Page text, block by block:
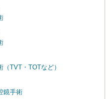
（TVT・TOTなど）
鏡手術